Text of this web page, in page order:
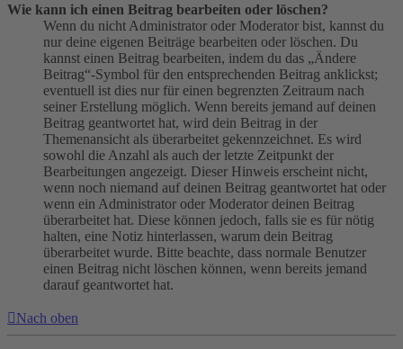
Wie kann ich einen Beitrag bearbeiten oder löschen?
Wenn du nicht Administrator oder Moderator bist, kannst du
nur deine eigenen Beiträge bearbeiten oder löschen. Du
kannst einen Beitrag bearbeiten, indem du das „Ändere
Beitrag“-Symbol für den entsprechenden Beitrag anklickst;
eventuell ist dies nur für einen begrenzten Zeitraum nach
seiner Erstellung möglich. Wenn bereits jemand auf deinen
Beitrag geantwortet hat, wird dein Beitrag in der
Themenansicht als überarbeitet gekennzeichnet. Es wird
sowohl die Anzahl als auch der letzte Zeitpunkt der
Bearbeitungen angezeigt. Dieser Hinweis erscheint nicht,
wenn noch niemand auf deinen Beitrag geantwortet hat oder
wenn ein Administrator oder Moderator deinen Beitrag
überarbeitet hat. Diese können jedoch, falls sie es für nötig
halten, eine Notiz hinterlassen, warum dein Beitrag
überarbeitet wurde. Bitte beachte, dass normale Benutzer
einen Beitrag nicht löschen können, wenn bereits jemand
darauf geantwortet hat.
Nach oben